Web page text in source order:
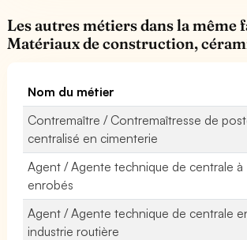
Les autres métiers dans la même
Matériaux de construction,
Nom du métier
Contremaître / Contremaîtresse de
centralisé en cimenterie
Agent / Agente technique de centrale à
enrobés
Agent / Agente technique de centrale
industrie routière